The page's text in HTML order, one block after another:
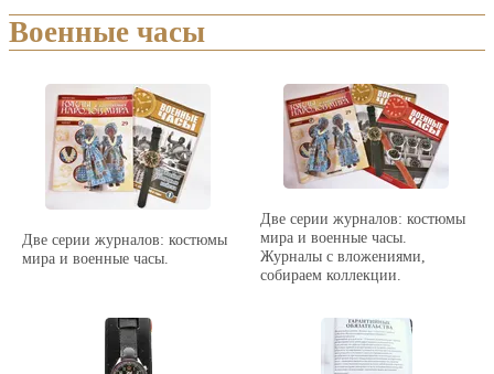
Военные часы
Две серии журналов: костюмы
мира и военные часы.
Две серии журналов: костюмы
мира и военные часы.
Журналы с вложениями,
собираем коллекции.